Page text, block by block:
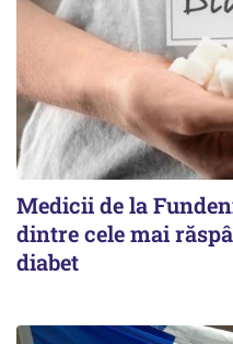
Medicii de la
dintre cele mai
diabet